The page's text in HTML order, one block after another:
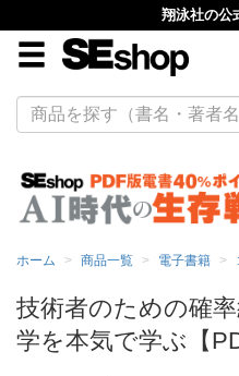
翔泳社の公
ホーム 商品一覧 電子書籍
技術者のための確
学を本気で学ぶ【